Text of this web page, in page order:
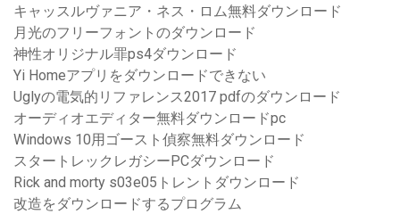
キャッスルヴァニア・ネス・ロム無料ダウンロード
月光のフリーフォントのダウンロード
神性オリジナル罪ps4ダウンロード
Yi Homeアプリをダウンロードできない
Uglyの電気的リファレンス2017 pdfのダウンロード
オーディオエディター無料ダウンロードpc
Windows 10用ゴースト偵察無料ダウンロード
スタートレックレガシーPCダウンロード
Rick and morty s03e05トレントダウンロード
改造をダウンロードするプログラム